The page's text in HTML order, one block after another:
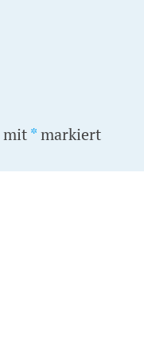
mit*markiert